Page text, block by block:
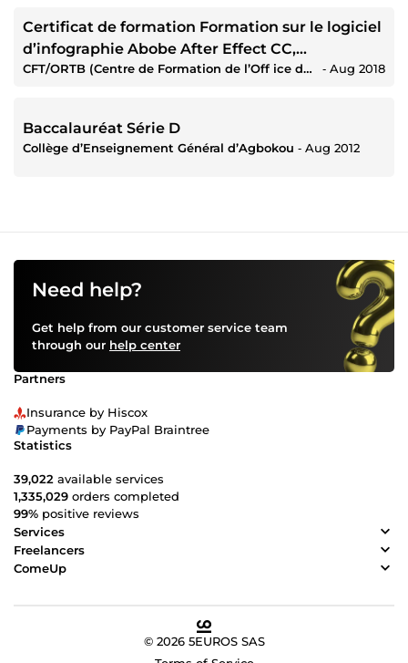
Certificat de formation Formation sur le logiciel
d’infographie Abobe After Effect CC,
Infographie
CFT/ORTB (Centre de Formation de l’Off ice de Radiodiffusion et Télévision du Bénin) ‐ Aug 2018
Baccalauréat Série D
Collège d’Enseignement Général d’Agbokou ‐ Aug 2012
Need help?
Get help from our customer service team
through our help center
Partners
Insurance by Hiscox
Payments by PayPal Braintree
Statistics
39,022 available services
1,335,029 orders completed
99% positive reviews
Services
Freelancers
ComeUp
© 2026 5EUROS SAS